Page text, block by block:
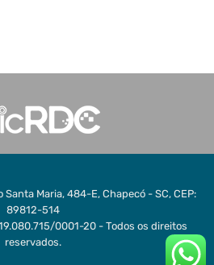
Maria, 484-E, Chapecó - SC, CEP:
89812-514
0001-20 - Todos os direitos
reservados.